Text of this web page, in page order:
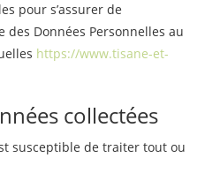
pour s’assurer de
des Données Personnelles au
https://www.tisane-et-
collectées
susceptible de traiter tout ou